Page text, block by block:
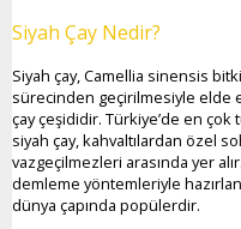
Siyah Çay Nedir?
Siyah çay, Camellia sinensis
sürecinden geçirilmesiyle elde
çay çeşididir. Türkiye’de en
siyah çay, kahvaltılardan özel
vazgeçilmezleri arasında yer
demleme yöntemleriyle
dünya çapında popülerdir.